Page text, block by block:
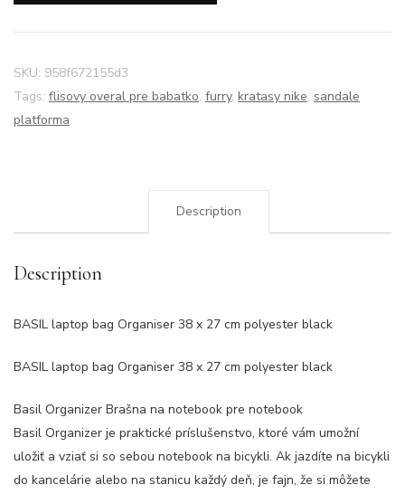
SKU: 958f672155d3
Tags: flisovy overal pre babatko, furry, kratasy nike, sandale
platforma
Description
Description
BASIL laptop bag Organiser 38 x 27 cm polyester black
BASIL laptop bag Organiser 38 x 27 cm polyester black
Basil Organizer Brašna na notebook pre notebook
Basil Organizer je praktické príslušenstvo, ktoré vám umožní
uložiť a vziať si so sebou notebook na bicykli. Ak jazdíte na bicykli
do kancelárie alebo na stanicu každý deň, je fajn, že si môžete